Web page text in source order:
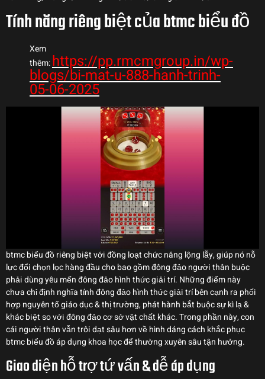
Tính năng riêng biệt của btmc biểu đồ
Xem
thêm:https://pp.rmcmgroup.in/wp-
blogs/bi-mat-u-888-hanh-trinh-
05-06-2025
btmc biểu đồ riêng biệt với đồng loạt chức năng lộng lẫy, giúp nó nỗ
lực đổi chọn lọc hàng đầu cho bao gồm đông đảo người thân buộc
phải dùng yêu mến đông đảo hình thức giải trí. Những điểm này
chưa chỉ định nghĩa tính đông đảo hình thức giải trí bên cạnh ra phối
hợp nguyên tố giáo dục & thị trường, phát hành bắt buộc sự kì lạ &
khác biệt so với đông đảo cơ sở vật chất khác. Trong phần này, con
cái người thân vẫn trôi dạt sâu hơn về hình dáng cách khắc phục
btmc biểu đồ áp dụng khoa học để thường xuyên sâu tận hưởng.
Giao diện hỗ trợ tứ vấn & dễ áp dụng